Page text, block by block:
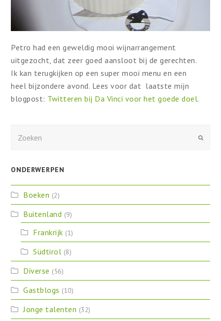
Petro had een geweldig mooi wijnarrangement
uitgezocht, dat zeer goed aansloot bij de gerechten.
Ik kan terugkijken op een super mooi menu en een
heel bijzondere avond. Lees voor dat laatste mijn
blogpost: Twitteren bij Da Vinci voor het goede doel.
ONDERWERPEN
Boeken (2)
Buitenland (9)
Frankrijk (1)
Südtirol (8)
Diverse (56)
Gastblogs (10)
Jonge talenten (32)